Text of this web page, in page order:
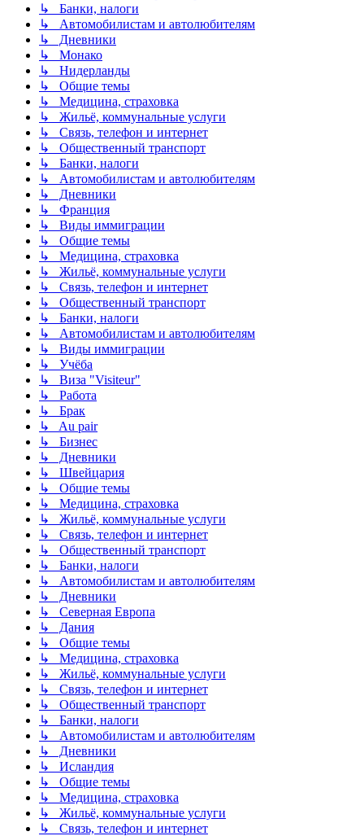
↳ Банки, налоги
↳ Автомобилистам и автолюбителям
↳ Дневники
↳ Монако
↳ Нидерланды
↳ Общие темы
↳ Медицина, страховка
↳ Жильё, коммунальные услуги
↳ Связь, телефон и интернет
↳ Общественный транспорт
↳ Банки, налоги
↳ Автомобилистам и автолюбителям
↳ Дневники
↳ Франция
↳ Виды иммиграции
↳ Общие темы
↳ Медицина, страховка
↳ Жильё, коммунальные услуги
↳ Связь, телефон и интернет
↳ Общественный транспорт
↳ Банки, налоги
↳ Автомобилистам и автолюбителям
↳ Виды иммиграции
↳ Учёба
↳ Виза "Visiteur"
↳ Работа
↳ Брак
↳ Au pair
↳ Бизнес
↳ Дневники
↳ Швейцария
↳ Общие темы
↳ Медицина, страховка
↳ Жильё, коммунальные услуги
↳ Связь, телефон и интернет
↳ Общественный транспорт
↳ Банки, налоги
↳ Автомобилистам и автолюбителям
↳ Дневники
↳ Северная Европа
↳ Дания
↳ Общие темы
↳ Медицина, страховка
↳ Жильё, коммунальные услуги
↳ Связь, телефон и интернет
↳ Общественный транспорт
↳ Банки, налоги
↳ Автомобилистам и автолюбителям
↳ Дневники
↳ Исландия
↳ Общие темы
↳ Медицина, страховка
↳ Жильё, коммунальные услуги
↳ Связь, телефон и интернет